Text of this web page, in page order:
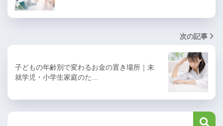
次の記事
子どもの年齢別で変わるお金の置き場所｜未
就学児・小学生家庭のた…